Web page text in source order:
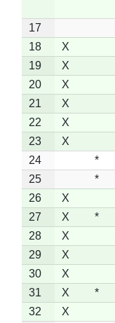
17
18
X
19
X
20
X
21
X
22
X
23
X
24
*
25
*
26
X
27
X *
28
X
29
X
30
X
31
X *
32
X